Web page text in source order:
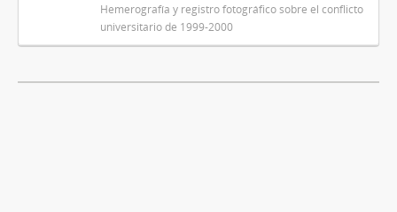
Hemerografía y registro fotográfico sobre el conflicto
universitario de 1999-2000